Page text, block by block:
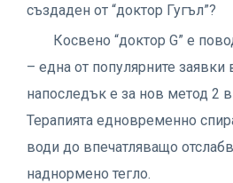
създаден от “доктор Гугъл”?
Косвено “доктор G” е
– една от популярните заявки
напоследък е за нов метод 2
Терапията едновременно
води до впечатляващо
наднормено тегло.